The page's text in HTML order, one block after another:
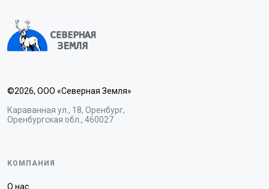
©2026, ООО «Северная Земля»
Караванная ул., 18, Оренбург,
Оренбургская обл., 460027
КОМПАНИЯ
О нас